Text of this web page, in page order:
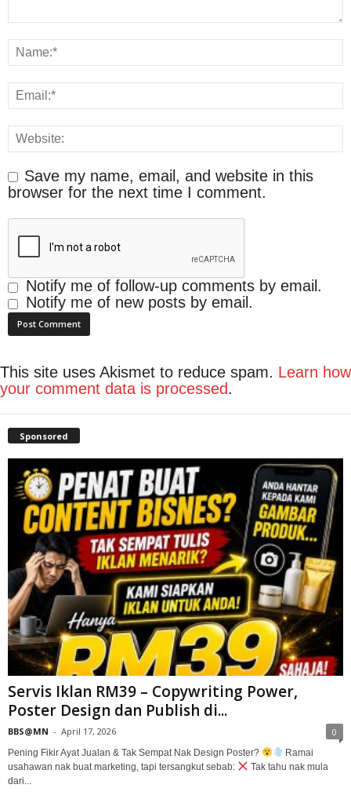
Save my name, email, and website in this
browser for the next time I comment.
Notify me of follow-up comments by email.
Notify me of new posts by email.
This site uses Akismet to reduce spam. Learn how
your comment data is processed.
Sponsored
Servis Iklan RM39 – Copywriting Power,
Poster Design dan Publish di...
BBS@MN - April 17, 2026 0
Pening Fikir Ayat Jualan & Tak Sempat Nak Design Poster?
Ramai
usahawan nak buat marketing, tapi tersangkut sebab:
Tak tahu nak mula
dari...